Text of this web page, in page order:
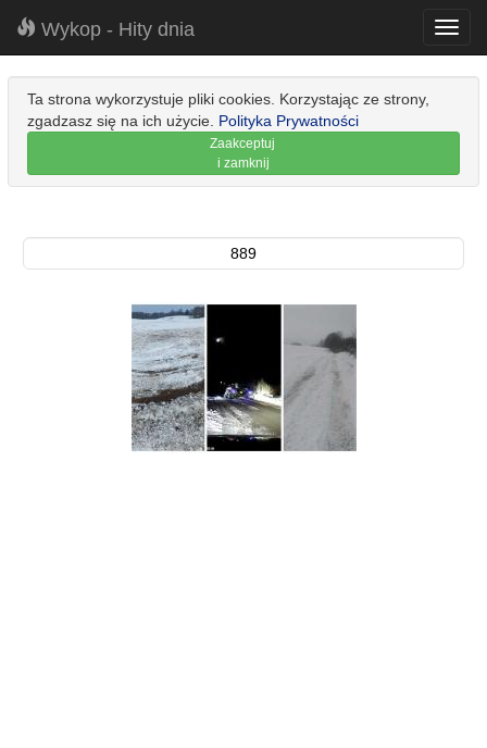
Wykop - Hity dnia
Ta strona wykorzystuje pliki cookies. Korzystając ze strony,
zgadzasz się na ich użycie. Polityka Prywatności
Zaakceptuj
i zamknij
889